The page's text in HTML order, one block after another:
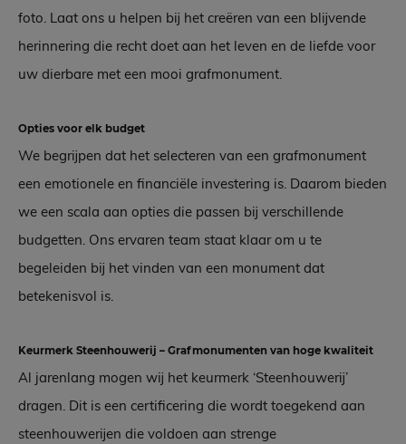
foto. Laat ons u helpen bij het creëren van een blijvende
herinnering die recht doet aan het leven en de liefde voor
uw dierbare met een mooi grafmonument.
Opties voor elk budget
We begrijpen dat het selecteren van een grafmonument
een emotionele en financiële investering is. Daarom bieden
we een scala aan opties die passen bij verschillende
budgetten. Ons ervaren team staat klaar om u te
begeleiden bij het vinden van een monument dat
betekenisvol is.
Keurmerk Steenhouwerij – Grafmonumenten van hoge kwaliteit
Al jarenlang mogen wij het keurmerk ‘Steenhouwerij’
dragen. Dit is een certificering die wordt toegekend aan
steenhouwerijen die voldoen aan strenge